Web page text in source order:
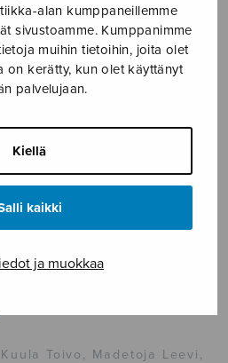
alan kumppaneillemme
sivustoamme. Kumppanimme
muihin tietoihin, joita olet
on kerätty, kun olet käyttänyt
palvelujaan.
Kiellä
kaikki
ja muokkaa
Kuula Toivo, Madetoja Leevi,